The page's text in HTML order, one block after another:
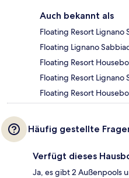
Auch bekannt als
Floating Resort Lignano
Floating Lignano
Floating Resort
Floating Resort Lignano
Floating Resort
Häufig gestellte
Verfügt dieses
Ja, es gibt 2 Außenpools